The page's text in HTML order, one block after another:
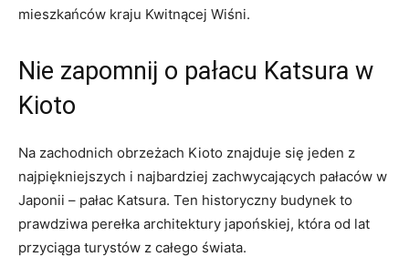
mieszkańców kraju Kwitnącej Wiśni.
Nie zapomnij o pałacu Katsura w⁤
Kioto
Na zachodnich obrzeżach Kioto znajduje się jeden z
najpiękniejszych⁣ i najbardziej zachwycających pałaców w
Japonii – pałac Katsura. ⁢Ten historyczny ⁤budynek to
prawdziwa perełka architektury japońskiej, która od lat
przyciąga turystów z całego świata.